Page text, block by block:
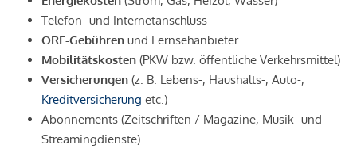
Telefon- und Internetanschluss
ORF-Gebühren und Fernsehanbieter
Mobilitätskosten (PKW bzw. öffentliche Verkehrsmittel)
Versicherungen (z. B. Lebens-, Haushalts-, Auto-,
Kreditversicherung etc.)
Abonnements (Zeitschriften / Magazine, Musik- und
Streamingdienste)